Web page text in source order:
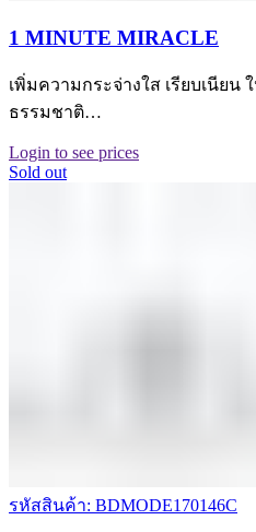
1 MINUTE MIRACLE
เพิ่มความกระจ่างใส เรียบเนียน
ธรรมชาติ…
Login to see prices
Sold out
รหัสสินค้า: BDMODE170146C